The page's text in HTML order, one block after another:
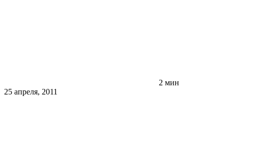
2 мин
25 апреля, 2011